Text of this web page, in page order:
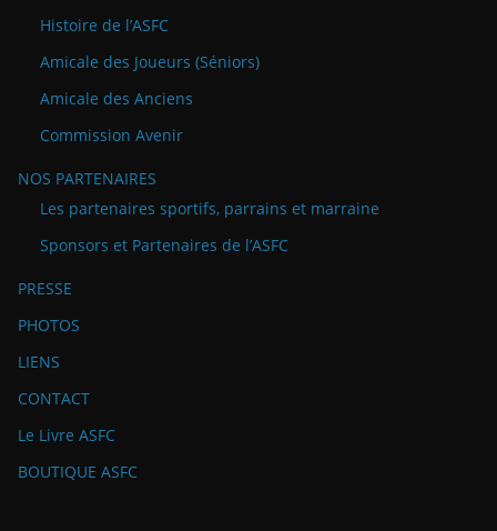
Histoire de l’ASFC
Amicale des Joueurs (Séniors)
Amicale des Anciens
Commission Avenir
NOS PARTENAIRES
Les partenaires sportifs, parrains et marraine
Sponsors et Partenaires de l’ASFC
PRESSE
PHOTOS
LIENS
CONTACT
Le Livre ASFC
BOUTIQUE ASFC